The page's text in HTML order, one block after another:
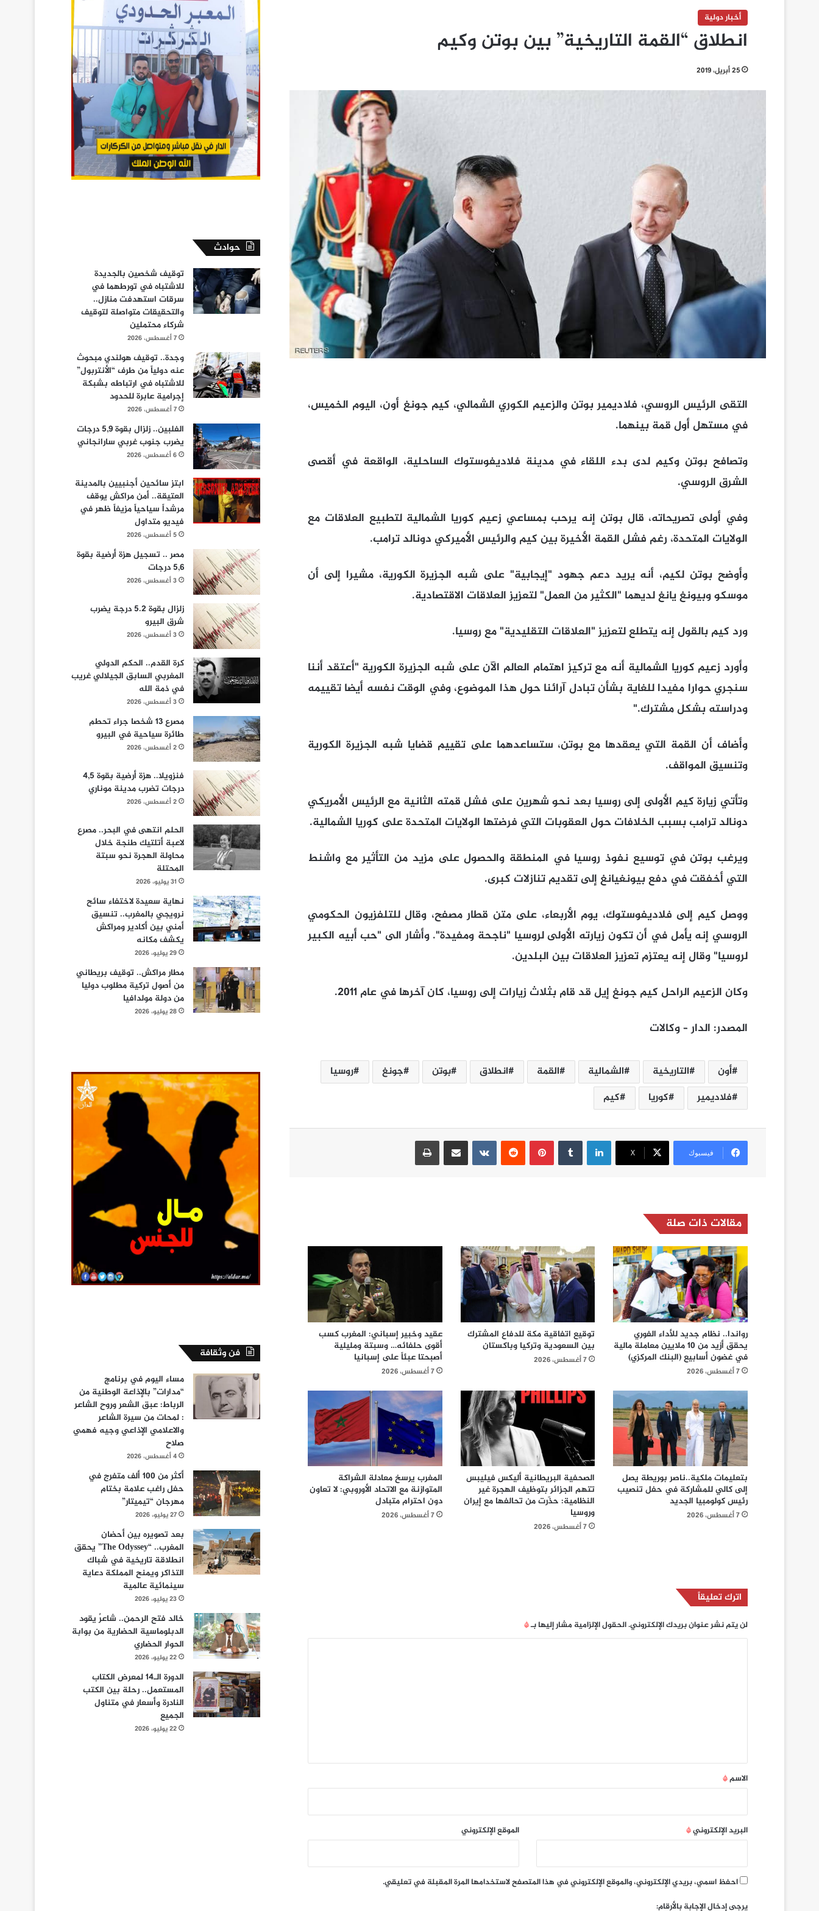
أخبار دولية
انطلاق “القمة التاريخية” بين بوتن وكيم
25 أبريل، 2019
التقى الرئيس الروسي، فلاديمير بوتن والزعيم الكوري الشمالي، كيم جونغ أون، اليوم الخميس،
في مستهل أول قمة بينهما.
وتصافح بوتن وكيم لدى بدء اللقاء في مدينة فلاديفوستوك الساحلية، الواقعة في أقصى
الشرق الروسي.
وفي أولى تصريحاته، قال بوتن إنه يرحب بمساعي زعيم كوريا الشمالية لتطبيع العلاقات مع
الولايات المتحدة، رغم فشل القمة الأخيرة بين كيم والرئيس الأميركي دونالد ترامب.
وأوضح بوتن لكيم، أنه يريد دعم جهود "إيجابية" على شبه الجزيرة الكورية، مشيرا إلى أن
موسكو وبيونغ يانغ لديهما "الكثير من العمل" لتعزيز العلاقات الاقتصادية.
ورد كيم بالقول إنه يتطلع لتعزيز "العلاقات التقليدية" مع روسيا.
وأورد زعيم كوريا الشمالية أنه مع تركيز اهتمام العالم الآن على شبه الجزيرة الكورية "أعتقد أننا
سنجري حوارا مفيدا للغاية بشأن تبادل آرائنا حول هذا الموضوع، وفي الوقت نفسه أيضا تقييمه
ودراسته بشكل مشترك."
وأضاف أن القمة التي يعقدها مع بوتن، ستساعدهما على تقييم قضايا شبه الجزيرة الكورية
وتنسيق المواقف.
وتأتي زيارة كيم الأولى إلى روسيا بعد نحو شهرين على فشل قمته الثانية مع الرئيس الأمريكي
دونالد ترامب بسبب الخلافات حول العقوبات التي فرضتها الولايات المتحدة على كوريا الشمالية.
ويرغب بوتن في توسيع نفوذ روسيا في المنطقة والحصول على مزيد من التأثير مع واشنط
التي أخفقت في دفع بيونغيانغ إلى تقديم تنازلات كبرى.
ووصل كيم إلى فلاديفوستوك، يوم الأربعاء، على متن قطار مصفح، وقال للتلفزيون الحكومي
الروسي إنه يأمل في أن تكون زيارته الأولى لروسيا "ناجحة ومفيدة". وأشار الى "حب أبيه الكبير
لروسيا" وقال إنه يعتزم تعزيز العلاقات بين البلدين.
وكان الزعيم الراحل كيم جونغ إيل قد قام بثلاث زيارات إلى روسيا، كان آخرها في عام 2011.
المصدر: الدار – وكالات
أون التاريخية الشمالية القمة انطلاق بوتن جونغ
روسيا
فلاديمير
كوريا كيم
فيسبوك ‫X
لينكدإن بينتيريست مشاركة عبر البريد طباعة
مقالات ذات صلة
رواندا.. نظام جديد للأداء الفوري
يحقق أزيد من 10 ملايين معاملة مالية
في غضون أسابيع (البنك المركزي)
7 أغسطس، 2026
توقيع اتفاقية مكة للدفاع المشترك
بين السعودية وتركيا وباكستان
7 أغسطس، 2026
عقيد وخبير إسباني: المغرب كسب
أقوى حلفائه… وسبتة ومليلية
أصبحتا عبئاً على إسبانيا
7 أغسطس، 2026
بتعليمات ملكية..ناصر بوريطة يصل
إلى كالي للمشاركة في حفل تنصيب
رئيس كولومبيا الجديد
7 أغسطس، 2026
الصحفية البريطانية أليكس فيليبس
تتهم الجزائر بتوظيف الهجرة غير
النظامية: حذّرت من تحالفها مع إيران
وروسيا
7 أغسطس، 2026
المغرب يرسخ معادلة الشراكة
المتوازنة مع الاتحاد الأوروبي: لا تعاون
دون احترام متبادل
7 أغسطس، 2026
اترك تعليقاً
لن يتم نشر عنوان بريدك الإلكتروني.الحقول الإلزامية مشار إليها بـ*
*
الاسم*
البريد الإلكتروني* الموقع الإلكتروني
احفظ اسمي، بريدي الإلكتروني، والموقع الإلكتروني في هذا المتصفح لاستخدامها المرة المقبلة في تعليقي.
يرجى إدخال الإجابة بالأرقام:
حوادث
توقيف شخصين بالجديدة
للاشتباه في تورطهما في
سرقات استهدفت منازل..
والتحقيقات متواصلة لتوقيف
شركاء محتملين
7 أغسطس، 2026
وجدة.. توقيف هولندي مبحوث
عنه دولياً من طرف “الأنتربول”
للاشتباه في ارتباطه بشبكة
إجرامية عابرة للحدود
7 أغسطس، 2026
الفلبين.. زلزال بقوة 5,9 درجات
يضرب جنوب غربي سارانجاني
6 أغسطس، 2026
ابتز سائحين أجنبيين بالمدينة
العتيقة.. أمن مراكش يوقف
مرشداً سياحياً مزيفاً ظهر في
فيديو متداول
5 أغسطس، 2026
مصر .. تسجيل هزة أرضية بقوة
5,6 درجات
3 أغسطس، 2026
زلزال بقوة 5.2 درجة يضرب
شرق البيرو
3 أغسطس، 2026
كرة القدم.. الحكم الدولي
المغربي السابق الجيلالي غريب
في ذمة الله
3 أغسطس، 2026
مصرع 13 شخصا جراء تحطم
طائرة سياحية في البيرو
2 أغسطس، 2026
فنزويلا.. هزة أرضية بقوة 4,5
درجات تضرب مدينة موناري
2 أغسطس، 2026
الحلم انتهى في البحر.. مصرع
لاعبة أتلتيك طنجة خلال
محاولة الهجرة نحو سبتة
المحتلة
31 يوليو، 2026
نهاية سعيدة لاختفاء سائح
نرويجي بالمغرب.. تنسيق
أمني بين أكادير ومراكش
يكشف مكانه
29 يوليو، 2026
مطار مراكش.. توقيف بريطاني
من أصول تركية مطلوب دوليا
من دولة مولدافيا
28 يوليو، 2026
فن وثقافة
مساء اليوم في برنامج
“مدارات” بالإذاعة الوطنية من
الرباط: عبق الشعر وروح الشاعر
: لمحات من سيرة الشاعر
والاعلامي الإذاعي وجيه فهمي
صلاح
4 أغسطس، 2026
أكثر من 100 ألف متفرج في
حفل راغب علامة بختام
مهرجان “تيميتار”
27 يوليو، 2026
بعد تصويره بين أحضان
المغرب.. “The Odyssey” يحقق
انطلاقة تاريخية في شباك
التذاكر ويمنح المملكة دعاية
سينمائية عالمية
23 يوليو، 2026
خالد فتح الرحمن.. شاعرٌ يقود
الدبلوماسية الحضارية من بوابة
الحوار الحضاري
22 يوليو، 2026
الدورة الـ14 لمعرض الكتاب
المستعمل.. رحلة بين الكتب
النادرة وأسعار في متناول
الجميع
22 يوليو، 2026